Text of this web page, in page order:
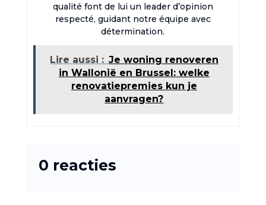
qualité font de lui un leader d’opinion
respecté, guidant notre équipe avec
détermination.
Lire aussi : Je woning renoveren
in Wallonië en Brussel: welke
renovatiepremies kun je
aanvragen?
0 reacties